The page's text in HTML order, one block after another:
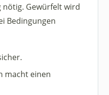
nötig. Gewürfelt wird
Bedingungen
macht einen